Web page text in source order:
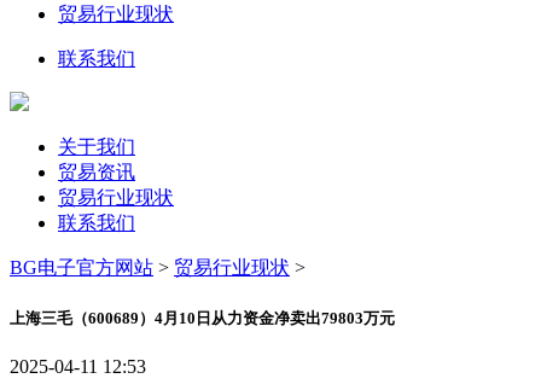
贸易行业现状
联系我们
关于我们
贸易资讯
贸易行业现状
联系我们
BG电子官方网站 > 贸易行业现状 >
上海三毛（600689）4月10日从力资金净卖出79803万元
2025-04-11 12:53